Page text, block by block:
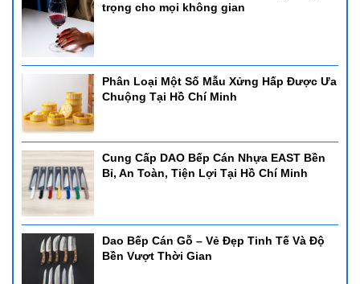
trọng cho mọi không gian
Phân Loại Một Số Mẫu Xửng Hấp Được Ưa
Chuộng Tại Hồ Chí Minh
Cung Cấp DAO Bếp Cán Nhựa EAST Bền
Bỉ, An Toàn, Tiện Lợi Tại Hồ Chí Minh
Dao Bếp Cán Gỗ – Vẻ Đẹp Tinh Tế Và Độ
Bền Vượt Thời Gian